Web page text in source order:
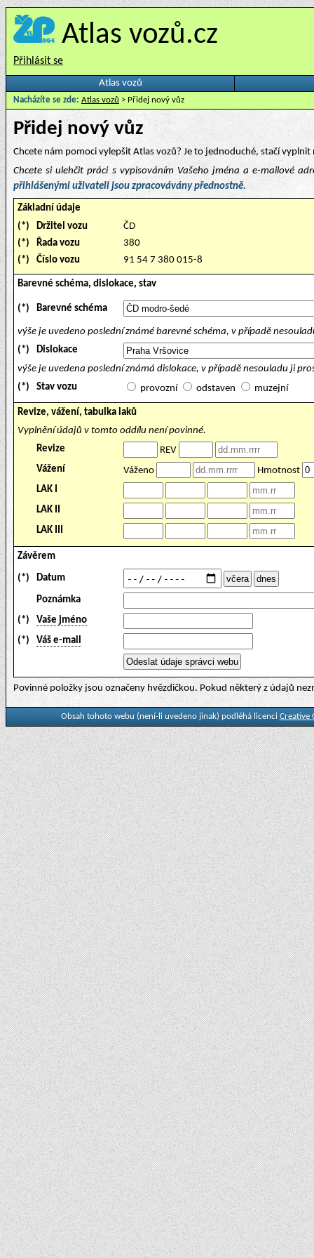
Atlas vozů.cz
Přihlásit se
Atlas vozů
Nacházíte se zde: Atlas vozů > Přidej nový vůz
Přidej nový vůz
Chcete nám pomoci vylepšit Atlas vozů? Je to jednoduché, stačí
Chcete si ulehčit práci s vypisováním Vašeho jména a e-mailové
přihlášenými uživateli jsou zpracovávány přednostně.
Základní údaje
(*)
Držitel vozu
ČD
(*)
Řada vozu
380
(*)
Číslo vozu 91 54 7 380 015-8
Barevné schéma, dislokace, stav
(*) Barevné schéma
výše je uvedeno poslední známé barevné schéma, v případě
(*)
Dislokace
výše je uvedena poslední známá dislokace, v případě nesouladu ji
(*)
Stav vozu provozní odstaven muzejní
Revize, vážení, tabulka laků
Vyplnění údajů v tomto oddílu není povinné.
Revize
REV
Vážení
Váženo
Hmotnost
LAK I
LAK II
LAK III
Závěrem
(*) Datum
Poznámka
(*)
Vaše jméno
(*)
Váš e-mail
Povinné položky jsou označeny hvězdičkou. Pokud některý z údajů
Obsah tohoto webu (není-li uvedeno jinak) podléhá licenci Creative